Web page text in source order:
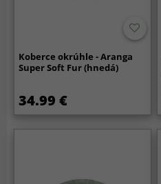
Koberce okrúhle - Aranga
Super Soft Fur (hnedá)
34.99 €